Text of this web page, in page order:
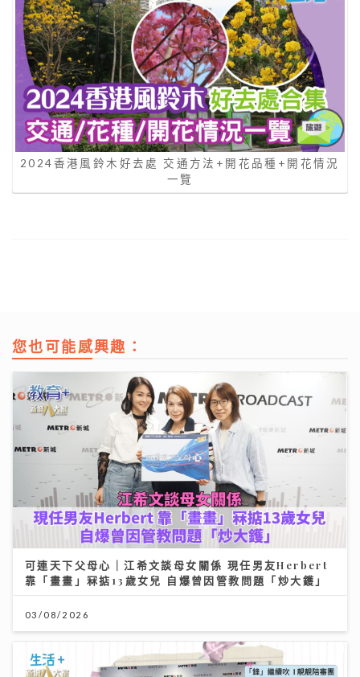
2024香港風鈴木好去處 交通方法+開花品種+開花情況
一覽
您也可能感興趣：
可連天下父母心｜江希文談母女關係 現任男友Herbert
靠「畫畫」冧掂13歲女兒 自爆曾因管教問題「炒大鑊」
03/08/2026